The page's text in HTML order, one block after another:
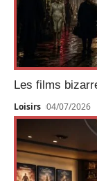
Les films
Loisirs 04/07/2026